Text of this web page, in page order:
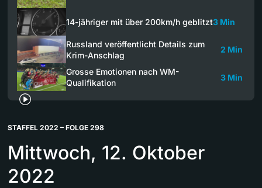
14-jähriger mit über 200km/h geblitzt3 Min
Russland veröffentlicht Details zum
Krim-Anschlag
2 Min
Grosse Emotionen nach WM-
Qualifikation
3 Min
STAFFEL 2022 – FOLGE 298
Mittwoch, 12. Oktober
2022